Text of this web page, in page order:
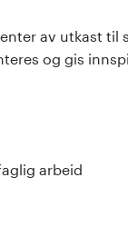
av utkast til
og gis
arbeid